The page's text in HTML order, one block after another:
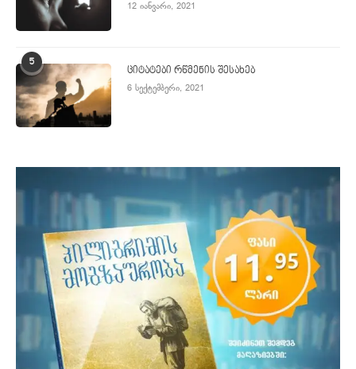
12 იანვარი, 2021
5
ციტატები რწმენის შესახებ
6 სექტემბერი, 2021